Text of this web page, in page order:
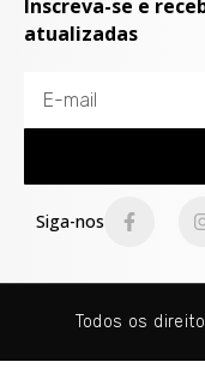
Inscreva-se e
atualizadas
Siga-nos
Todos os